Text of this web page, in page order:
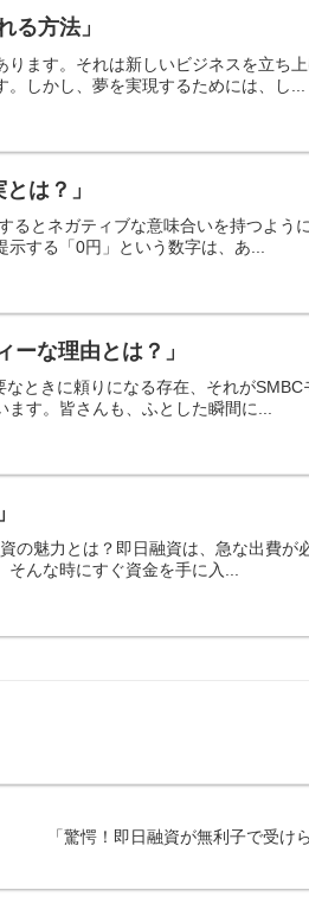
る方法」
ます。それは新しいビジネスを立ち
しかし、夢を実現するためには、し...
は？」
とネガティブな意味合いを持つよう
する「0円」という数字は、あ...
な理由とは？」
ときに頼りになる存在、それが
す。皆さんも、ふとした瞬間に...
魅力とは？即日融資は、急な出費が
んな時にすぐ資金を手に入...
「驚愕！即日融資が無利子で受け